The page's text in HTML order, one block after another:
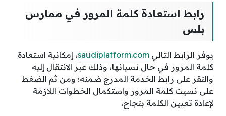
رابط استعادة كلمة المرور في ممارس
بلس
يوفر الرابط التالي saudiplatform.com، إمكانية استعادة
كلمة المرور في حال نسيانها، وذلك عبر الانتقال إليه
والنقر على رابط الخدمة المدرج ضمنه؛ ومن ثم الضغط
على نسيت كلمة المرور واستكمال الخطوات اللازمة
لإعادة تعيين الكلمة بنجاح.